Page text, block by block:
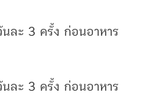
ละ 3 ครั้ง ก่อนอาหาร
ละ 3 ครั้ง ก่อนอาหาร